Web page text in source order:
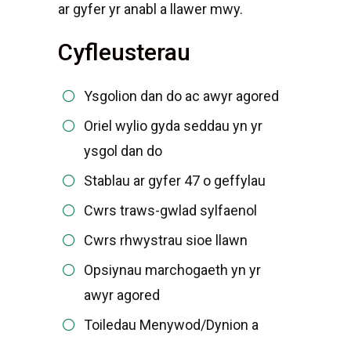
ar gyfer yr anabl a llawer mwy.
Cyfleusterau
Ysgolion dan do ac awyr agored
Oriel wylio gyda seddau yn yr
ysgol dan do
Stablau ar gyfer 47 o geffylau
Cwrs traws-gwlad sylfaenol
Cwrs rhwystrau sioe llawn
Opsiynau marchogaeth yn yr
awyr agored
Toiledau Menywod/Dynion a